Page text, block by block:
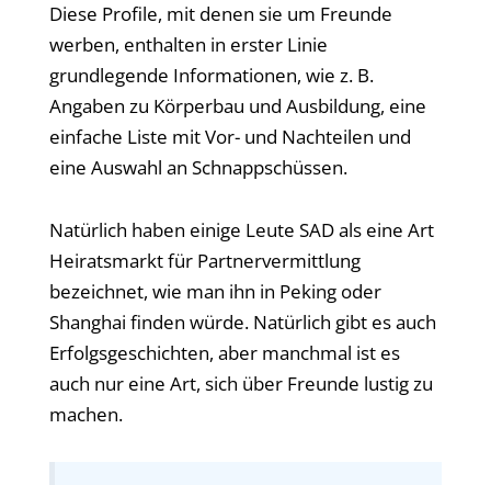
Diese Profile, mit denen sie um Freunde
werben, enthalten in erster Linie
grundlegende Informationen, wie z. B.
Angaben zu Körperbau und Ausbildung, eine
einfache Liste mit Vor- und Nachteilen und
eine Auswahl an Schnappschüssen.
Natürlich haben einige Leute SAD als eine Art
Heiratsmarkt für Partnervermittlung
bezeichnet, wie man ihn in Peking oder
Shanghai finden würde. Natürlich gibt es auch
Erfolgsgeschichten, aber manchmal ist es
auch nur eine Art, sich über Freunde lustig zu
machen.